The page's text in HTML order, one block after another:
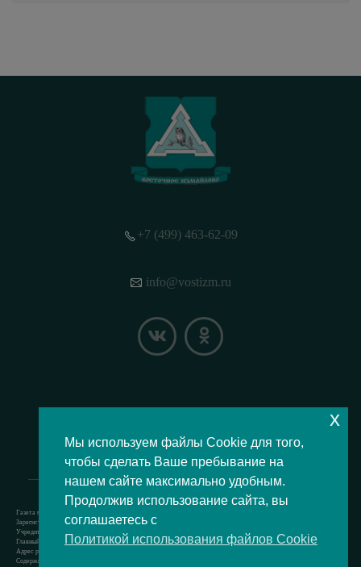
+7 (499) 463-62-09
info@vostizm.ru
Газета муниципального округа Восточное Измайлово.
Зарегистрировано Роскомнадзором свидетельство Эл № ФС77-73364 от 24.07.2018 г.
Учредитель — аппарат Совета депутатов муниципального округа Восточное Измайлово.
Главный редактор — Кочерёжкин Н.А.
Адрес редакции: 105077, г. Москва, Измайловский бульвар, д. 50. т. +74994636209
Содержит материал возрастной категории 12+
Мы используем файлы Cookie для того,
чтобы сделать Ваше пребывание на
нашем сайте максимально удобным.
Продолжив использование сайта, вы
соглашаетесь с
Политикой использования файлов Cookie
x